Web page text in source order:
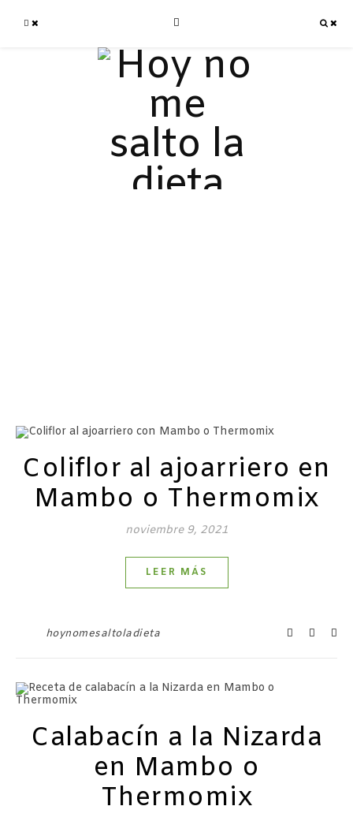
Coliflor al ajoarriero en
Mambo o Thermomix
noviembre 9, 2021
LEER MÁS
hoynomesaltoladieta
Calabacín a la Nizarda
en Mambo o
Thermomix